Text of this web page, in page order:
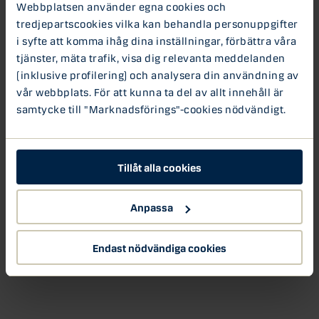
Webbplatsen använder egna cookies och
tredjepartscookies vilka kan behandla personuppgifter
i syfte att komma ihåg dina inställningar, förbättra våra
tjänster, mäta trafik, visa dig relevanta meddelanden
(inklusive profilering) och analysera din användning av
vår webbplats. För att kunna ta del av allt innehåll är
samtycke till "Marknadsförings"-cookies nödvändigt.
Tillåt alla cookies
Anpassa
Endast nödvändiga cookies